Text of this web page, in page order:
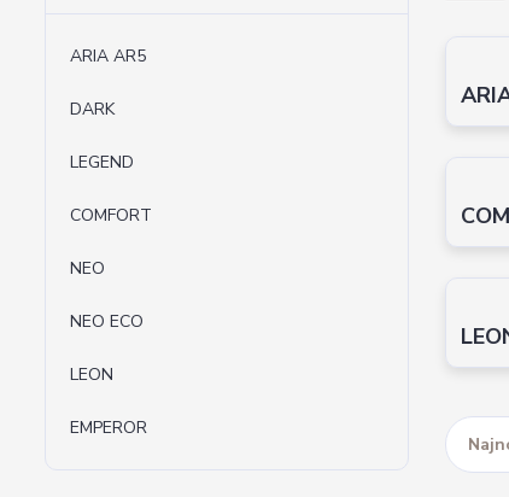
ARIA AR5
DARK
LEGEND
COMFORT
NEO
NEO ECO
LEON
EMPEROR